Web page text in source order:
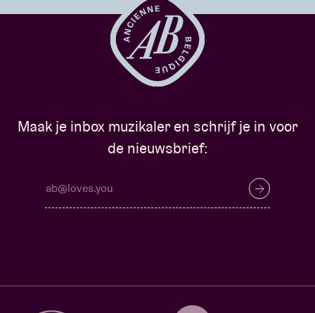
Maak je inbox muzikaler en schrijf je in voor
de nieuwsbrief: